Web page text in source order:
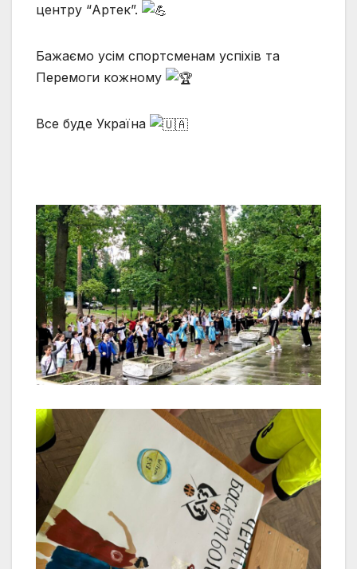
центру “Артек”.
Бажаємо усім спортсменам успіхів та
Перемоги кожному
Все буде Україна